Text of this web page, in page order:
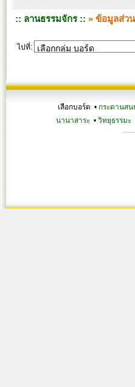
:: ลานธรรมจักร :: » ข้อมูลส่ว
ไปที่:
เลือกบอร์ด • กระดานส
นานาสาระ• วิทยุธรรมะ